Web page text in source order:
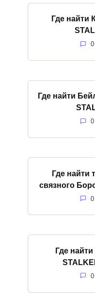
Где найти
0
Где найти
0
Где найти
связного
0
Где
0